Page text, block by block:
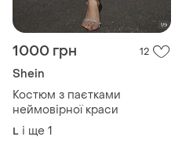
1000 грн 12
Shein
Костюм з паєтками
неймовірної краси
L і ще 1